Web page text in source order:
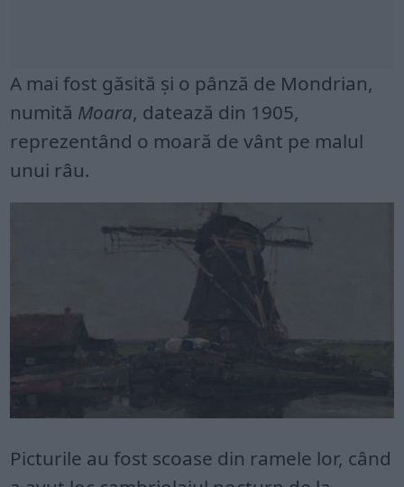
A mai fost găsită și o pânză de Mondrian,
numită Moara, datează din 1905,
reprezentând o moară de vânt pe malul
unui râu.
Picturile au fost scoase din ramele lor, când